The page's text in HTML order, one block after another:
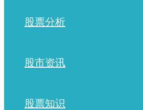
股票分析
股市资讯
股票知识